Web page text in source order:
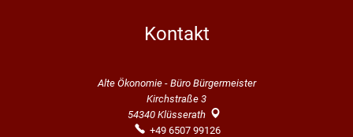
Kontakt
Alte Ökonomie - Büro Bürgermeister
Kirchstraße 3
54340 Klüsserath
+49 6507 99126